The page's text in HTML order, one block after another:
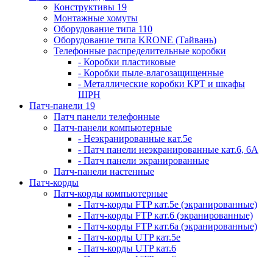
Конструктивы 19
Монтажные хомуты
Оборудование типа 110
Оборудование типа KRONE (Тайвань)
Телефонные распределительные коробки
- Коробки пластиковые
- Коробки пыле-влагозащищенные
- Металлические коробки КРТ и шкафы
ШРН
Патч-панели 19
Патч панели телефонные
Патч-панели компьютерные
- Неэкранированные кат.5е
- Патч панели неэкранированные кат.6, 6А
- Патч панели экранированные
Патч-панели настенные
Патч-корды
Патч-корды компьютерные
- Патч-корды FTP кат.5е (экранированные)
- Патч-корды FTP кат.6 (экранированные)
- Патч-корды FTP кат.6а (экранированные)
- Патч-корды UTP кат.5е
- Патч-корды UTP кат.6